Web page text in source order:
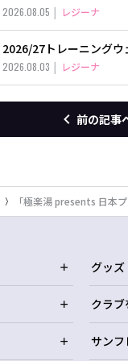
2026.08.05 レジーナ
2026/27トレーニング
2026.08.03 レジーナ
前の記事
「極楽湯 presents 日本
グッズ
クラ
サンフ